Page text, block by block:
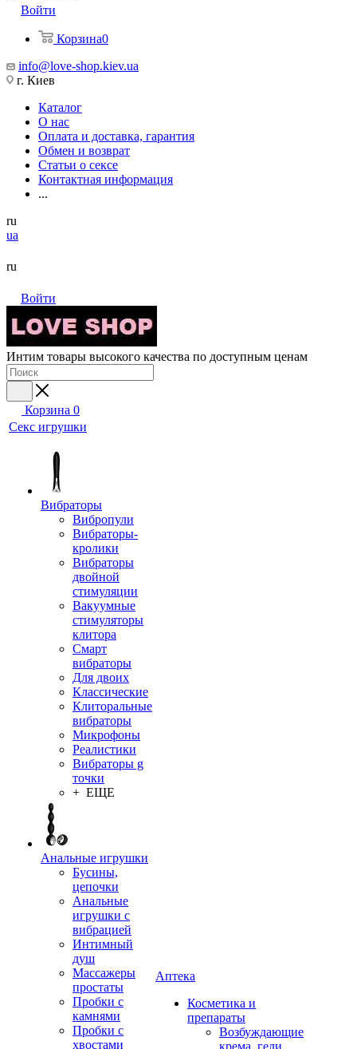
Войти
Корзина0
info@love-shop.kiev.ua
г. Киев
Каталог
О нас
Оплата и доставка, гарантия
Обмен и возврат
Статьи о сексе
Контактная информация
...
ru
ua
ru
Войти
Интим товары высокого качества по доступным ценам
Корзина 0
Секс игрушки
Вибраторы
Вибропули
Вибраторы-
кролики
Вибраторы
двойной
стимуляции
Вакуумные
стимуляторы
клитора
Смарт
вибраторы
Для двоих
Классические
Клиторальные
вибраторы
Микрофоны
Реалистики
Вибраторы g
точки
+ ЕЩЕ
Анальные игрушки
Бусины,
цепочки
Анальные
игрушки с
вибрацией
Интимный
душ
Массажеры
простаты
Пробки с
камнями
Пробки с
хвостами
Аптека
Косметика и
препараты
Возбуждающие
крема, гели